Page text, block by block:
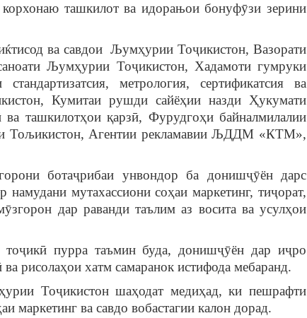
ташкилот ва идорањои бонуфӯзи зерини
ва савдои Љумҳурии Тоҷикистон, Вазорати
Љумҳурии Тоҷикистон, Хадамоти гумруки
метрология, сертификатсия ва
Кумитаи рушди сайёҳии назди Ҳукумати
ташкилотҳои қарзӣ, Фурудгоҳи байналмилалии
Тољикистон, Агентии рекламавии ЉДДМ «КТМ»,
ботаҷрибаи унвондор ба донишҷӯён дарс
мутахассиони соҳаи маркетинг, тиҷорат,
дар раванди таълим аз восита ва усулҳои
пурра таъмин буда, донишҷӯён дар иҷро
рисолаҳои хатм самаранок истифода мебаранд.
Тоҷикистон шаҳодат медиҳад, ки пешрафти
маркетинг ва савдо вобастагии калон дорад.